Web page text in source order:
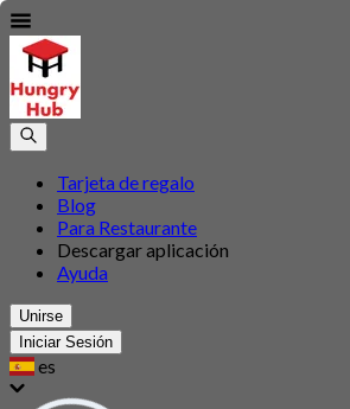
Tarjeta de regalo
Blog
Para Restaurante
Descargar aplicación
Ayuda
Unirse
Iniciar Sesión
es